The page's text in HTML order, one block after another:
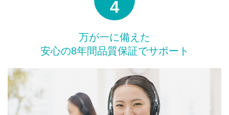
万が一に備えた
安心の8年間品質保証でサポート